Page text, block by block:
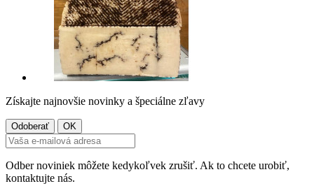
Získajte najnovšie novinky a špeciálne zľavy
Odber noviniek môžete kedykoľvek zrušiť. Ak to chcete urobiť,
kontaktujte nás.